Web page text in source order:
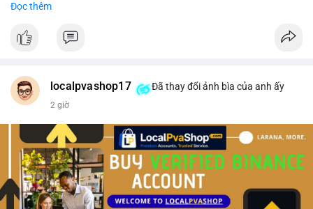
#vlikevn #titanbot
Đọc thêm
localpvashop17 Đã thay đổi ảnh bìa của anh ấy
2 giờ